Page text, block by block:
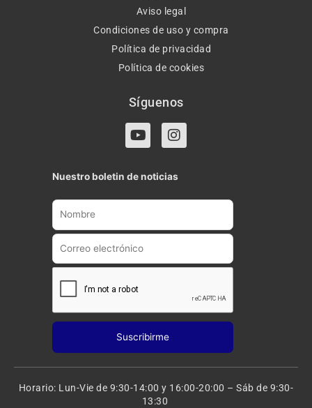
Aviso legal
Condiciones de uso y compra
Política de privacidad
Política de cookies
Síguenos
Y
o
t
u
b
I
n
t
a
g
a
Nuestro boletin de noticias
Horario: Lun-Vie de 9:30-14:00 y 16:00-20:00 – Sáb de 9:30-
13:30